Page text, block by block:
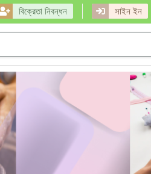
বিক্রেতা নিবন্ধন সাইন ইন